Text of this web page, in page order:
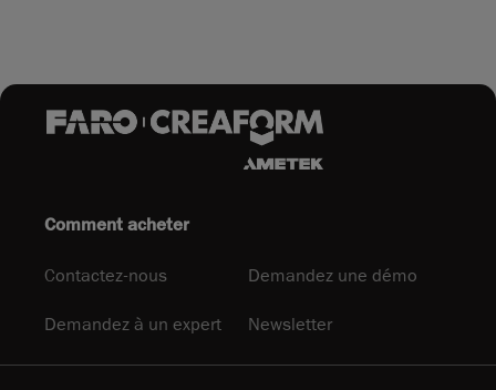
Comment acheter
Contactez-nous Demandez une démo
Demandez à un expert Newsletter